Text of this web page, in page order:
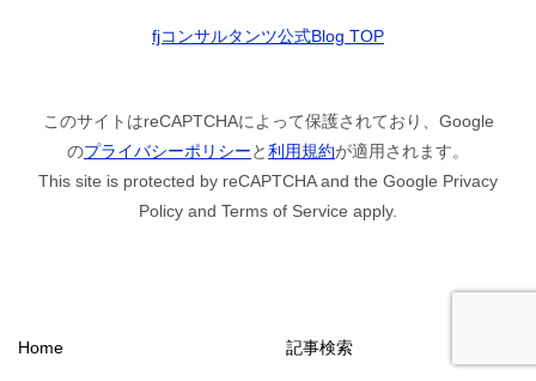
fjコンサルタンツ公式Blog TOP
このサイトはreCAPTCHAによって保護されており、Google
のプライバシーポリシーと利用規約が適用されます。
This site is protected by reCAPTCHA and the Google Privacy
Policy and Terms of Service apply.
Home 記事検索